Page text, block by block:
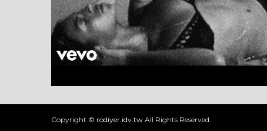
Copyright © rodiyer.idv.tw All Rights Reserved.